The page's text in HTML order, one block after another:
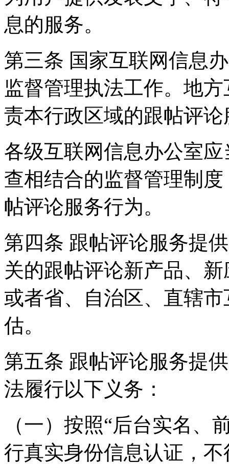
息的服务。
第三条 国家互联网信息
监督管理执法工作。地
责本行政区域的跟帖评
各级互联网信息办公室
查相结合的监督管理制
帖评论服务行为。
第四条 跟帖评论服务提
关的跟帖评论新产品、
或者省、自治区、直辖
估。
第五条 跟帖评论服务提
法履行以下义务：
（一）按照“后台实名、
行真实身份信息认证，